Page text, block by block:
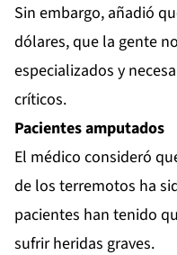
Sin embargo, añadió
dólares, que la gente
especializados y
críticos.
Pacientes amputados
El médico consideró
de los terremotos ha
pacientes han tenido
sufrir heridas graves.